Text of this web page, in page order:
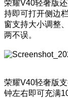
荣耀V40轻奢版
持即可打开侧边
窗支持大小调整
两不误。
荣耀V40轻奢版
钟左右即可充满